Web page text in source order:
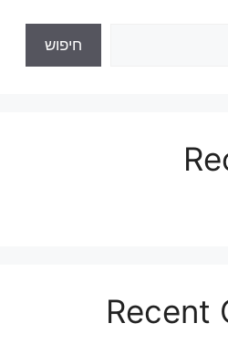
חיפוש
Recent